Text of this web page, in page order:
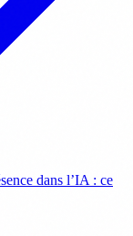
dans l’IA : ce